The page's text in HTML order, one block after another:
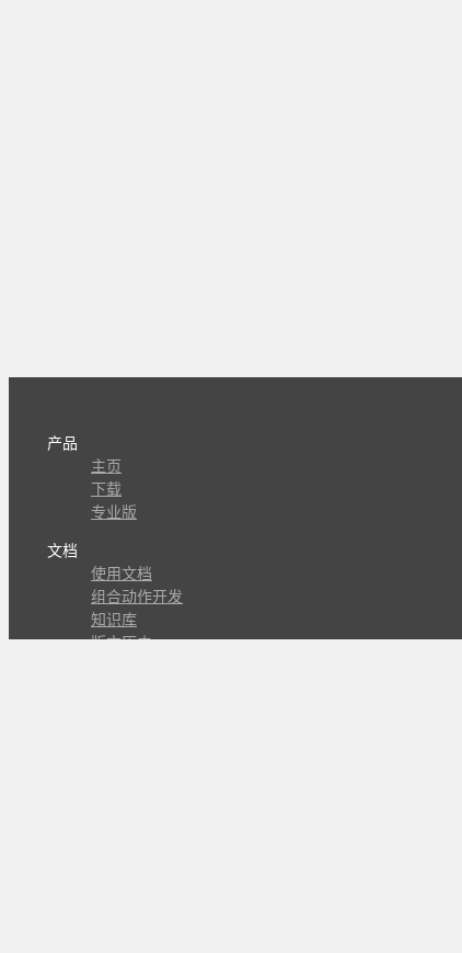
产品
主页
下载
专业版
文档
使用文档
组合动作开发
知识库
版本历史